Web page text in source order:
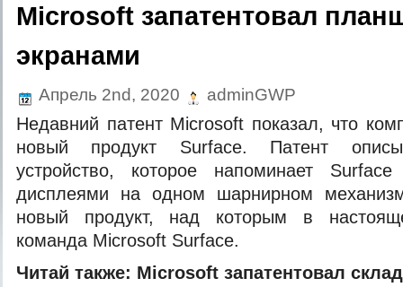
Microsoft запатентовал
экранами
Апрель 2nd, 2020 adminGWP
Недавний патент Microsoft показал, что
новый продукт Surface. Патент
устройство, которое напоминает
дисплеями на одном шарнирном
новый продукт, над которым в
команда Microsoft Surface.
Читай также: Microsoft запатентовал